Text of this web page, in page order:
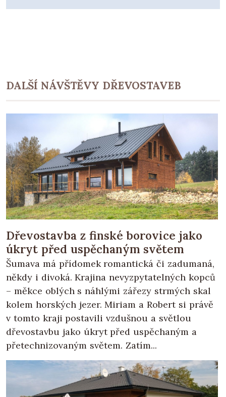
DALŠÍ NÁVŠTĚVY DŘEVOSTAVEB
Dřevostavba z finské borovice jako
úkryt před uspěchaným světem
Šumava má přídomek romantická či zadumaná,
někdy i divoká. Krajina nevyzpytatelných kopců
– měkce oblých s náhlými zářezy strmých skal
kolem horských jezer. Miriam a Robert si právě
v tomto kraji postavili vzdušnou a světlou
dřevostavbu jako úkryt před uspěchaným a
přetechnizovaným světem. Zatím...